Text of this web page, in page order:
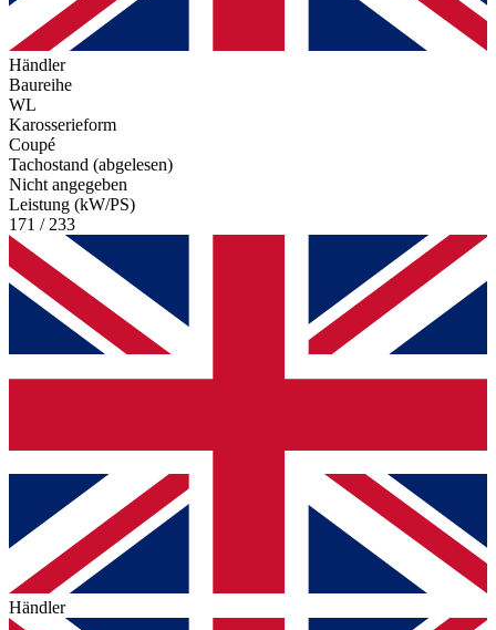
Händler
Baureihe
WL
Karosserieform
Coupé
Tachostand (abgelesen)
Nicht angegeben
Leistung (kW/PS)
171 / 233
Händler